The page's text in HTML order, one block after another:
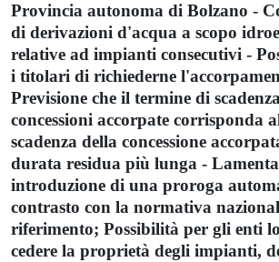
Provincia autonoma di Bolzano -
di derivazioni d'acqua a scopo
relative ad impianti consecutivi -
i titolari di richiederne
Previsione che il termine di
concessioni accorpate corrisponda
scadenza della concessione
durata residua più lunga -
introduzione di una proroga
contrasto con la normativa
riferimento; Possibilità per gli enti
cedere la proprietà degli impianti,